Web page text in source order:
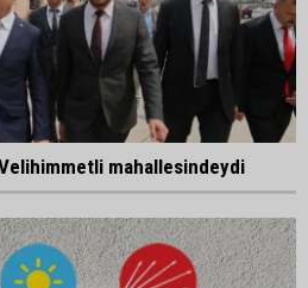
mahallesindeydi